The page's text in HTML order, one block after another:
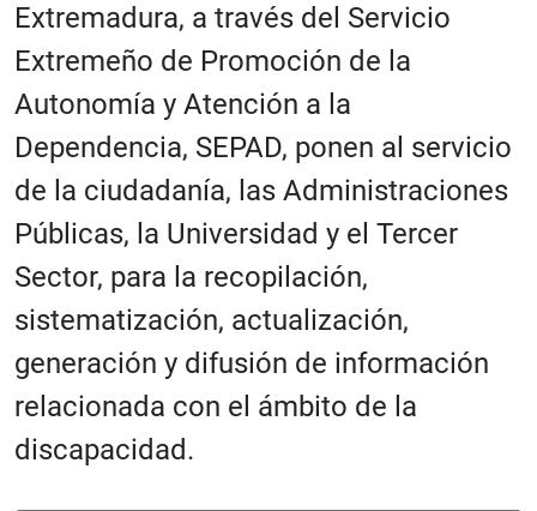
Extremadura, a través del Servicio
Extremeño de Promoción de la
Autonomía y Atención a la
Dependencia, SEPAD, ponen al servicio
de la ciudadanía, las Administraciones
Públicas, la Universidad y el Tercer
Sector, para la recopilación,
sistematización, actualización,
generación y difusión de información
relacionada con el ámbito de la
discapacidad.